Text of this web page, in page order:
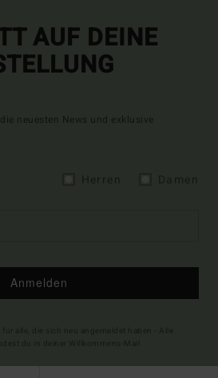
AUF DEINE
neuesten News und exklusive
Anmelden